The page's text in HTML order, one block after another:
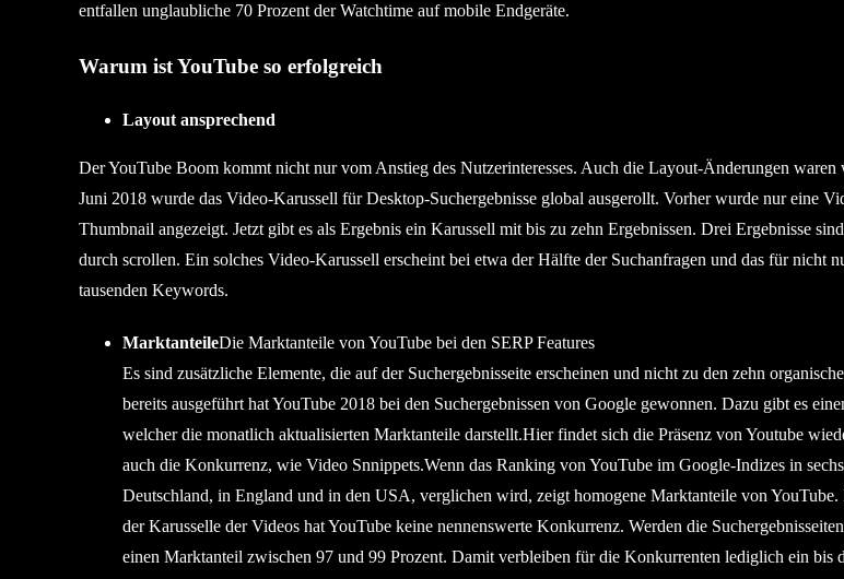
entfallen unglaubliche 70 Prozent der Watchtime auf mobile Endgeräte.
Warum ist YouTube so erfolgreich
Layout ansprechend
Der YouTube Boom kommt nicht nur vom Anstieg des Nutzerinteresses. Auch die Layout-Änderungen
Juni 2018 wurde das Video-Karussell für Desktop-Suchergebnisse global ausgerollt. Vorher wurde nur eine
Thumbnail angezeigt. Jetzt gibt es als Ergebnis ein Karussell mit bis zu zehn Ergebnissen. Drei Ergebnisse
durch scrollen. Ein solches Video-Karussell erscheint bei etwa der Hälfte der Suchanfragen und das für nicht
tausenden Keywords.
MarktanteileDie Marktanteile von YouTube bei den SERP Features
Es sind zusätzliche Elemente, die auf der Suchergebnisseite erscheinen und nicht zu den zehn
bereits ausgeführt hat YouTube 2018 bei den Suchergebnissen von Google gewonnen. Dazu gibt es
welcher die monatlich aktualisierten Marktanteile darstellt.Hier findet sich die Präsenz von Youtube
auch die Konkurrenz, wie Video Snnippets.Wenn das Ranking von YouTube im Google-Indizes in
Deutschland, in England und in den USA, verglichen wird, zeigt homogene Marktanteile von
der Karusselle der Videos hat YouTube keine nennenswerte Konkurrenz. Werden die
einen Marktanteil zwischen 97 und 99 Prozent. Damit verbleiben für die Konkurrenten lediglich ein bis